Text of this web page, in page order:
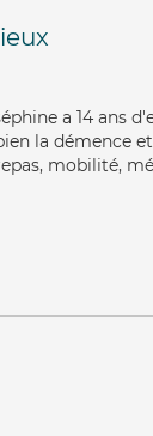
a 14 ans
la démence
mobilité,